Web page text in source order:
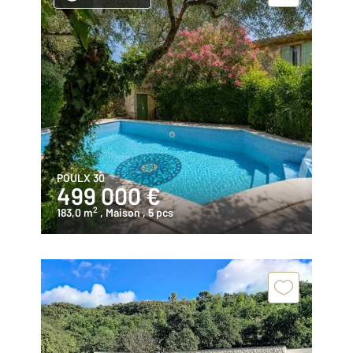
POULX 30
499 000 €
183,0 m2 , Maison, 5 pcs